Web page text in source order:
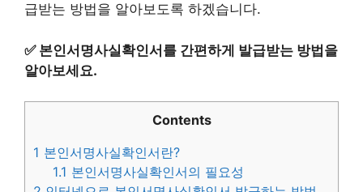
급받는 방법을 알아보도록 하겠습니다.
✅ 본인서명사실확인서를 간편하게 발급받는 방법을
알아보세요.
Contents
1 본인서명사실확인서란?
1.1 본인서명사실확인서의 필요성